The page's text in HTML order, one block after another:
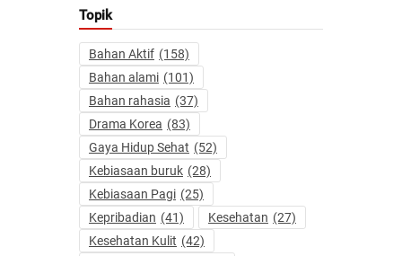
Topik
Bahan Aktif (158)
Bahan alami (101)
Bahan rahasia (37)
Drama Korea (83)
Gaya Hidup Sehat (52)
Kebiasaan buruk (28)
Kebiasaan Pagi (25)
Kepribadian (41) Kesehatan (27)
Kesehatan Kulit (42)